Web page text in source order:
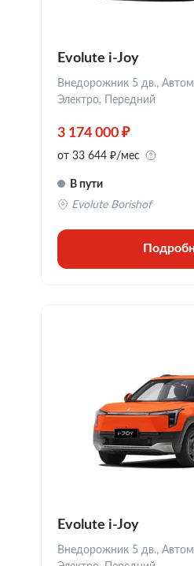
Evolute i-Joy
Внедорожник 5 дв.,
Электро, Передний
3 174 000 ₽
от 33 644 ₽/мес
В пути
Evolute Borishof
Evolute i-Joy
Внедорожник 5 дв.,